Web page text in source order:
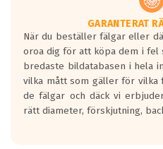
Vid körning i över 50km/h
rullmotståndets ljud
motorljudet.
På däckmärkningen kommer
en symbol av ett däck med
bullernivå markeras med
medans de vita vågorna
ett tyst däck.
GARANTERAT
När du beställer fälgar eller
oroa dig för att köpa dem i fel
bredaste bildatabasen i hela
vilka mått som gäller för vilka
de fälgar och däck vi
rätt diameter, förskjutning,